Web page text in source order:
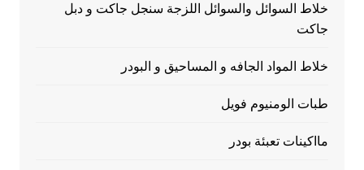
خلاط السوائل والسوائل اللزجة سنجل جاكت و دبل
جاكت
خلاط المواد الجافه و المساحيق و البودر
طبات الومنيوم فويل
مااكينات تعبئة بودر